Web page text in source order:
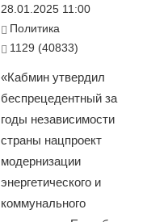
28.01.2025 11:00
Политика
1129 (40833)
«Кабмин утвердил
беспрецедентный за
годы независимости
страны нацпроект
модернизации
энергетического и
коммунального